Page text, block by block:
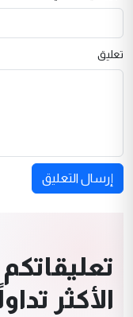
تعليق
إرسال التعليق
الأكثر